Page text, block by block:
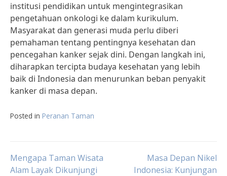
institusi pendidikan untuk mengintegrasikan
pengetahuan onkologi ke dalam kurikulum.
Masyarakat dan generasi muda perlu diberi
pemahaman tentang pentingnya kesehatan dan
pencegahan kanker sejak dini. Dengan langkah ini,
diharapkan tercipta budaya kesehatan yang lebih
baik di Indonesia dan menurunkan beban penyakit
kanker di masa depan.
Posted in Peranan Taman
Post
Mengapa Taman Wisata
Alam Layak Dikunjungi
Masa Depan Nikel
Indonesia: Kunjungan